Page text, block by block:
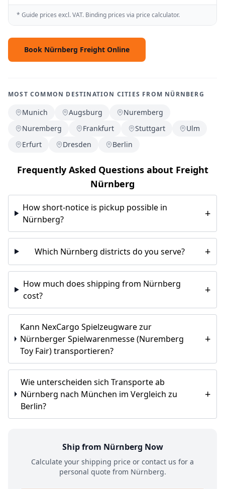
* Guide prices excl. VAT. Binding prices via price calculator.
Book Nürnberg Freight Online
MOST COMMON DESTINATION CITIES FROM NÜRNBERG
Munich Augsburg
Nuremberg
Nuremberg
Frankfurt Stuttgart
Ulm
Erfurt
Dresden Berlin
Frequently Asked Questions about Freight
Nürnberg
How short-notice is pickup possible in
Nürnberg?
+
Which Nürnberg districts do you serve? +
How much does shipping from Nürnberg
cost?
+
Kann NexCargo Spielzeugware zur
Nürnberger Spielwarenmesse (Nuremberg
Toy Fair) transportieren?
+
Wie unterscheiden sich Transporte ab
Nürnberg nach München im Vergleich zu
Berlin?
+
Ship from Nürnberg Now
Calculate your shipping price or contact us for a
personal quote from Nürnberg.